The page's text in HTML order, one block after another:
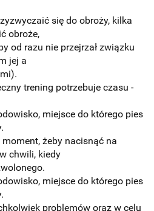
się do obroży, kilka
obroże,
od razu nie przejrzał związku
jej a
trening potrzebuje czasu -
miejsce do którego pies
moment, żeby nacisnąć na
chwili, kiedy
miejsce do którego pies
problemów oraz w celu